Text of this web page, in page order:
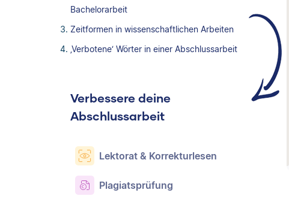
Bachelorarbeit
Zeitformen in wissenschaftlichen Arbeiten
‚Verbotene‘ Wörter in einer Abschlussarbeit
Verbessere deine
Abschlussarbeit
Lektorat & Korrekturlesen
Plagiatsprüfung